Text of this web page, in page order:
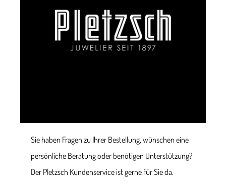
Sie haben Fragen zu Ihrer Bestellung, wünschen eine
persönliche Beratung oder benötigen Unterstützung?
Der Pletzsch Kundenservice ist gerne für Sie da.